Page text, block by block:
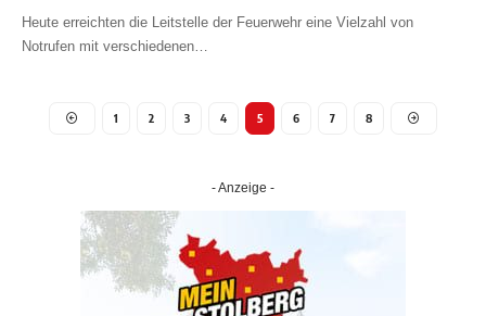
Heute erreichten die Leitstelle der Feuerwehr eine Vielzahl von
Notrufen mit verschiedenen
1 2 3 4 5 6 7 8
- Anzeige -